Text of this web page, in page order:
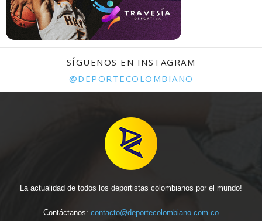
SÍGUENOS EN INSTAGRAM
@DEPORTECOLOMBIANO
La actualidad de todos los deportistas colombianos por el mundo!
Contáctanos: contacto@deportecolombiano.com.co